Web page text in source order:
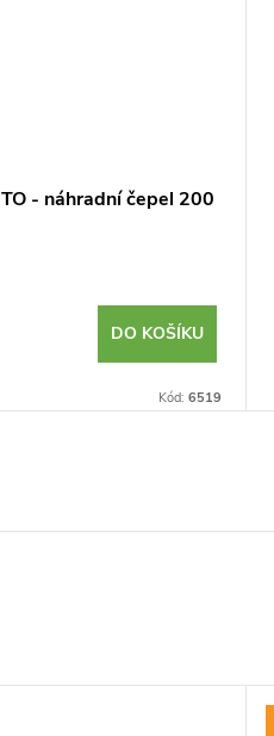
- náhradní čepel 200
DO KOŠÍKU
Kód: 6519